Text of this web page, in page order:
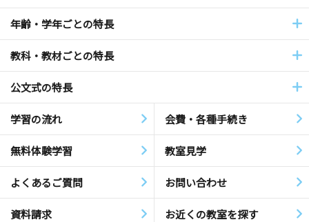
年齢・学年ごとの特長
教科・教材ごとの特長
公文式の特長
学習の流れ 会費・各種手続き
無料体験学習 教室見学
よくあるご質問 お問い合わせ
資料請求 お近くの教室を探す